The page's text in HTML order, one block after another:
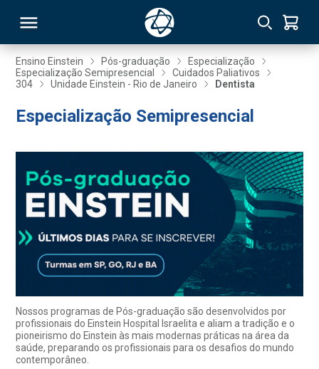
Ensino Einstein Pós-graduação
Especialização
Especialização Semipresencial
Cuidados Paliativos
304
Unidade Einstein - Rio de Janeiro Dentista
Especialização Semipresencial
Nossos programas de Pós-graduação são desenvolvidos por
profissionais do Einstein Hospital Israelita e aliam a tradição e o
pioneirismo do Einstein às mais modernas práticas na área da
saúde, preparando os profissionais para os desafios do mundo
contemporâneo.